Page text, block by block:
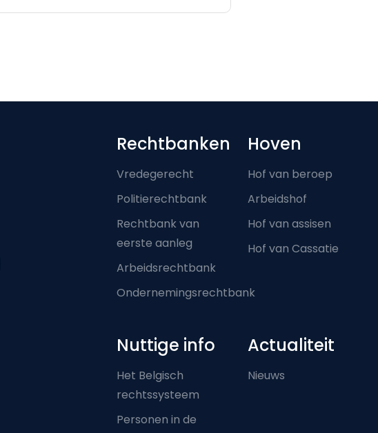
Footer-menu
Rechtbanken
Vredegerecht
Politierechtbank
Rechtbank van
eerste aanleg
Arbeidsrechtbank
Ondernemingsrechtbank
Hoven
Hof van beroep
Arbeidshof
Hof van assisen
Hof van Cassatie
Nuttige info
Het Belgisch
rechtssysteem
Personen in de
Actualiteit
Nieuws